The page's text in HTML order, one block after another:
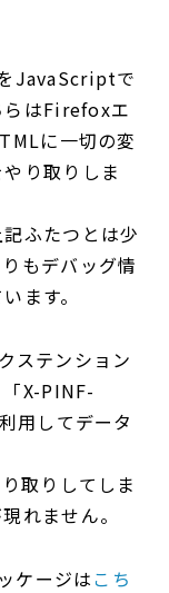
JavaScriptで
らはFirefoxエ
に一切の変
り取りしま
ふたつとは少
もデバッグ情
ます。
ステンション
X-PINF-
用してデータ
取りしてしま
れません。
ケージはこち